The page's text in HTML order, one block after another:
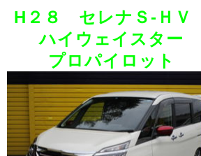
H２８ セレナＳ-ＨＶ
ハイウェイスター
プロパイロット